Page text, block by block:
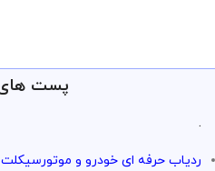
پست
.
ردیاب حرفه ای خودرو و موتورسیکلت